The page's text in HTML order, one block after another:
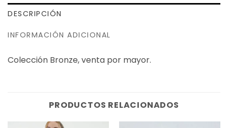
DESCRIPCIÓN
INFORMACIÓN ADICIONAL
Colección Bronze, venta por mayor.
PRODUCTOS RELACIONADOS